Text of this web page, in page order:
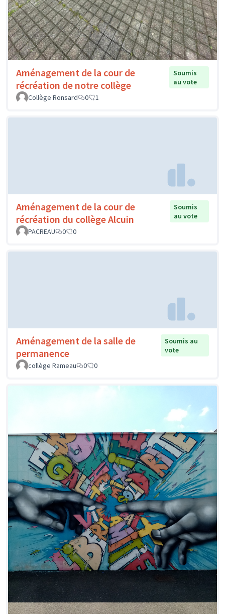
Aménagement de la cour de
récréation de notre collège
Soumis
au vote
Collège Ronsard
0 1
Aménagement de la cour de
récréation du collège Alcuin
Soumis
au vote
PACREAU
0 0
Aménagement de la salle de
permanence
Soumis au
vote
collège Rameau
0 0